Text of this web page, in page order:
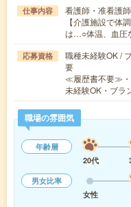
仕事内容
看護師・准看護師
【介護施設で体
は…○体温、血圧
応募資格
職種未経験OK /
要
≪履歴書不要≫・
未経験OK・ブラ
職場の雰囲気
年齢層
20代
男女比率
女性